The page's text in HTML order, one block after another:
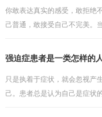
你敢表达真实的感受，敢拒绝
己普通，敢接受自己不完美。
强迫症患者是一类怎样的
只是执着于症状，就会忽视
己。患者总是认为自己是症状